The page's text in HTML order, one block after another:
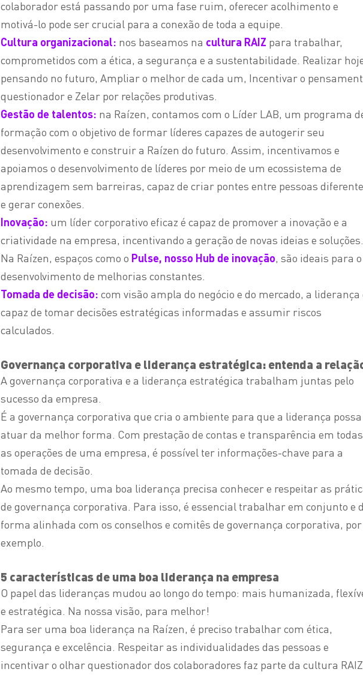
colaborador está passando por uma fase ruim, oferecer acolhimento e
motivá-lo pode ser crucial para a conexão de toda a equipe.
Cultura organizacional: nos baseamos na cultura RAIZ para trabalhar,
comprometidos com a ética, a segurança e a sustentabilidade. Realizar
pensando no futuro, Ampliar o melhor de cada um, Incentivar o
questionador e Zelar por relações produtivas.
Gestão de talentos: na Raízen, contamos com o Líder LAB, um programa
formação com o objetivo de formar líderes capazes de autogerir seu
desenvolvimento e construir a Raízen do futuro. Assim, incentivamos e
apoiamos o desenvolvimento de líderes por meio de um ecossistema de
aprendizagem sem barreiras, capaz de criar pontes entre pessoas
e gerar conexões.
Inovação: um líder corporativo eficaz é capaz de promover a inovação e a
criatividade na empresa, incentivando a geração de novas ideias e soluções.
Na Raízen, espaços como o Pulse, nosso Hub de inovação , são ideais para o
desenvolvimento de melhorias constantes.
Tomada de decisão: com visão ampla do negócio e do mercado, a liderança
capaz de tomar decisões estratégicas informadas e assumir riscos
calculados.
Governança corporativa e liderança estratégica: entenda a
A governança corporativa e a liderança estratégica trabalham juntas pelo
sucesso da empresa.
É a governança corporativa que cria o ambiente para que a liderança possa
atuar da melhor forma. Com prestação de contas e transparência em todas
as operações de uma empresa, é possível ter informações-chave para a
tomada de decisão.
Ao mesmo tempo, uma boa liderança precisa conhecer e respeitar as
de governança corporativa. Para isso, é essencial trabalhar em conjunto e
forma alinhada com os conselhos e comitês de governança corporativa, por
exemplo.
5 características de uma boa liderança na empresa
O papel das lideranças mudou ao longo do tempo: mais humanizada,
e estratégica. Na nossa visão, para melhor!
Para ser uma boa liderança na Raízen, é preciso trabalhar com ética,
segurança e excelência. Respeitar as individualidades das pessoas e
incentivar o olhar questionador dos colaboradores faz parte da cultura RAIZ.